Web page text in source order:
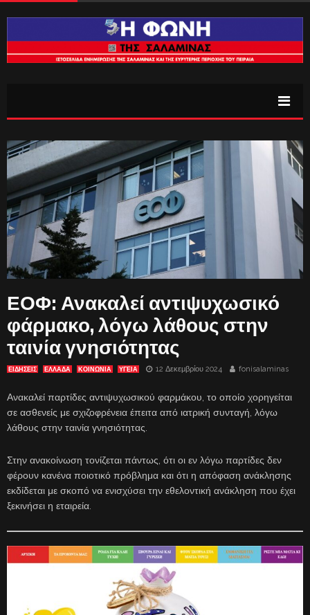
ΕΟΦ: Ανακαλεί αντιψυχωσικό
φάρμακο, λόγω λάθους στην
ταινία γνησιότητας
ΕΙΔΗΣΕΙΣ ΕΛΛΑΔΑ ΚΟΙΝΩΝΙΑ ΥΓΕΙΑ 12 Δεκεμβρίου 2024 fonisalaminas
Ανακαλεί παρτίδες αντιψυχωσικού φαρμάκου, το οποίο χορηγείται
σε ασθενείς με σχιζοφρένεια έπειτα από ιατρική συνταγή, λόγω
λάθους στην ταινία γνησιότητας.
Στην ανακοίνωση τονίζεται πάντως, ότι οι εν λόγω παρτίδες δεν
φέρουν κανένα ποιοτικό πρόβλημα και ότι η απόφαση ανάκλησης
εκδίδεται με σκοπό να ενισχύσει την εθελοντική ανάκληση που έχει
ξεκινήσει η εταιρεία.